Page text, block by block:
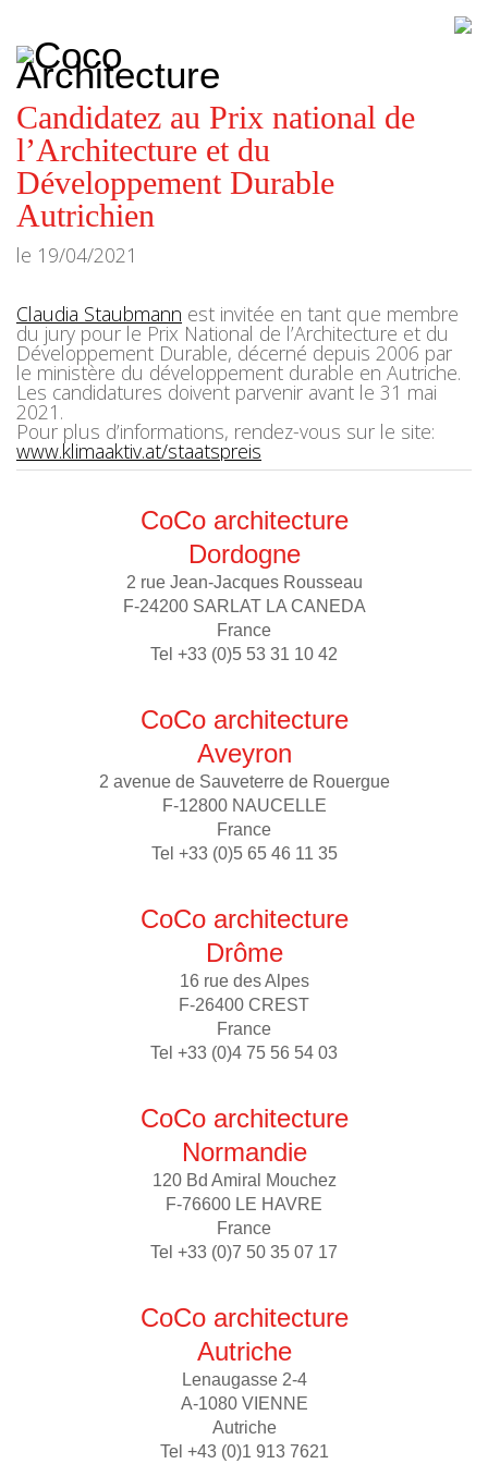
Architecture
architecture,
urbanisme,
etc.
Candidatez au Prix national de
l’Architecture et du
Développement Durable
Autrichien
le 19/04/2021
Claudia Staubmann est invitée en tant que membre
du jury pour le Prix National de l’Architecture et du
Développement Durable, décerné depuis 2006 par
le ministère du développement durable en Autriche.
Les candidatures doivent parvenir avant le 31 mai
2021.
Pour plus d’informations, rendez-vous sur le site:
www.klimaaktiv.at/staatspreis
CoCo architecture
Dordogne
2 rue Jean-Jacques Rousseau
F-24200 SARLAT LA CANEDA
France
Tel +33 (0)5 53 31 10 42
CoCo architecture
Aveyron
2 avenue de Sauveterre de Rouergue
F-12800 NAUCELLE
France
Tel +33 (0)5 65 46 11 35
CoCo architecture
Drôme
16 rue des Alpes
F-26400 CREST
France
Tel +33 (0)4 75 56 54 03
CoCo architecture
Normandie
120 Bd Amiral Mouchez
F-76600 LE HAVRE
France
Tel +33 (0)7 50 35 07 17
CoCo architecture
Autriche
Lenaugasse 2-4
A-1080 VIENNE
Autriche
Tel +43 (0)1 913 7621